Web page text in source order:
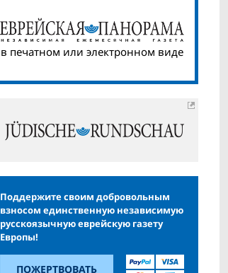
в печатном или электронном виде
Поддержите своим добровольным
взносом единственную независимую
русскоязычную еврейскую газету
Европы!
ПОЖЕРТВОВАТЬ